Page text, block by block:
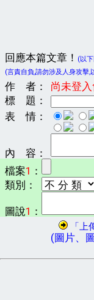
回應本篇文章！
(以
(言責自負,請勿涉及人身攻擊,
作 者：
尚未登入
標 題：
表 情：
內 容：
檔案1 ：
類別：
圖說1 ：
「上
(圖片、